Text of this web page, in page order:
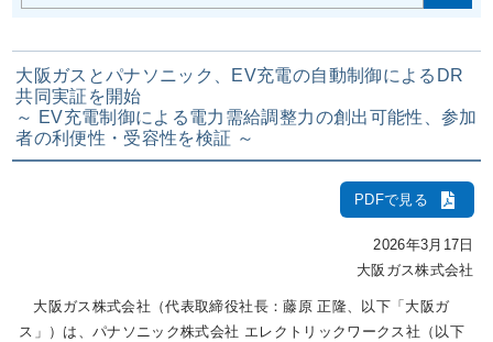
サステナビリティ
プレスリリース
大阪ガスとパナソニック、EV充電の自動制御によるDR
共同実証を開始
～ EV充電制御による電力需給調整力の創出可能性、参加
者の利便性・受容性を検証 ～
PDFで見る
2026年3月17日
大阪ガス株式会社
大阪ガス株式会社（代表取締役社長：藤原 正隆、以下「大阪ガ
ス」）は、パナソニック株式会社 エレクトリックワークス社（以下